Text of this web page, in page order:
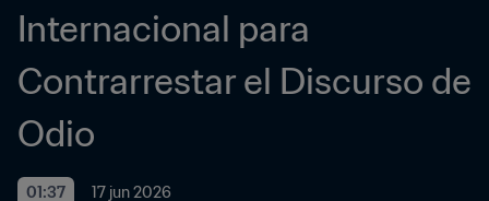
Internacional para
Contrarrestar el Discurso de
Odio
01:37 17 jun 2026